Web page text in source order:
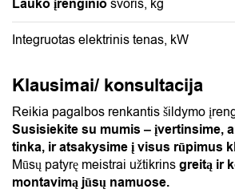
Lauko įrenginiosvoris, kg
Integruotas elektrinis tenas, kW
Klausimai/ konsultacija
Reikia pagalbos renkantis šildymo
Susisiekite su mumis – įvertinsime,
tinka, ir atsakysime į visus rūpimus
Mūsų patyrę meistrai užtikrinsgreitą ir
montavimą jūsų namuose.